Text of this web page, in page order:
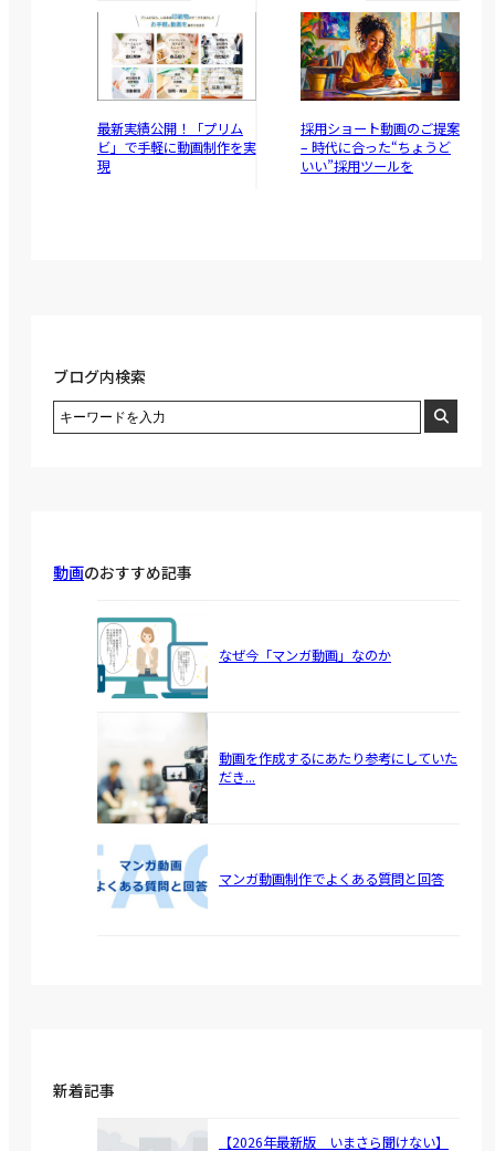
最新実績公開！「プリム
ビ」で手軽に動画制作を実
現
採用ショート動画のご提案
– 時代に合った“ちょうど
いい”採用ツールを
ブログ内検索
動画のおすすめ記事
なぜ今「マンガ動画」なのか
動画を作成するにあたり参考にしていた
だき...
マンガ動画制作でよくある質問と回答
新着記事
【2026年最新版 いまさら聞けない】